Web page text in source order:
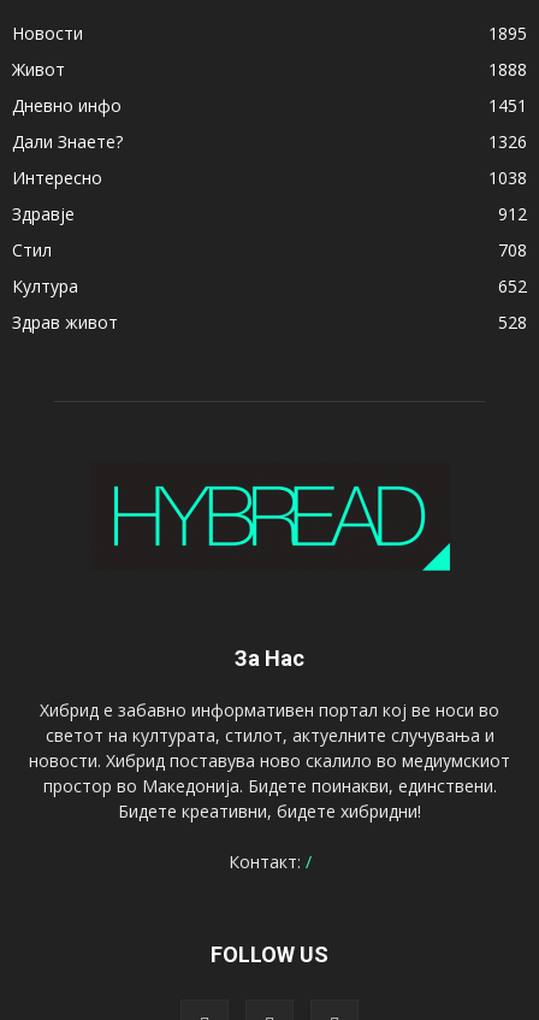
Новости
1895
Живот
1888
Дневно инфо
1451
Дали Знаете?
1326
Интересно
1038
Здравје
912
Стил
708
Култура
652
Здрав живот
528
За Нас
Хибрид е забавно информативен портал кој ве носи во
светот на културата, стилот, актуелните случувања и
новости. Хибрид поставува ново скалило во медиумскиот
простор во Македонија. Бидете поинакви, единствени.
Бидете креативни, бидете хибридни!
Контакт: /
FOLLOW US